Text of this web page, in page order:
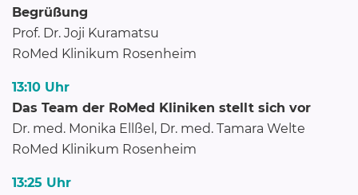
Begrüßung
Prof. Dr. Joji Kuramatsu
RoMed Klinikum Rosenheim
13:10 Uhr
Das Team der RoMed Kliniken stellt sich vor
Dr. med. Monika Ellßel, Dr. med. Tamara Welte
RoMed Klinikum Rosenheim
13:25 Uhr